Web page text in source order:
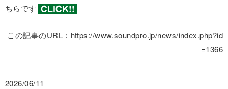
ちらです
この記事のURL： https://www.soundpro.jp/news/index.php?id
=1366
2026/06/11